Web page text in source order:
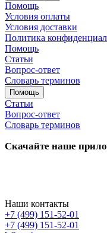
Помощь
Условия оплаты
Условия доставки
Политика
Помощь
Статьи
Вопрос-ответ
Словарь терминов
Помощь
Статьи
Вопрос-ответ
Словарь терминов
Скачайте наше
Наши контакты
+7 (499) 151-52-01
+7 (499) 151-52-01